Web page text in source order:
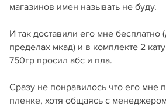
магазинов имен называть не буду.
И так доставили его мне бесплатно
пределах мкад) и в комплекте 2
750гр просил абс и пла.
Сразу не понравилось что его мне
пленке, хотя общаясь с